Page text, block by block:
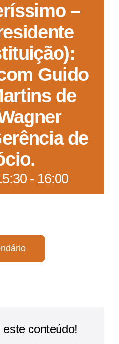
–
Guido
de
de
- 16:00
conteúdo!